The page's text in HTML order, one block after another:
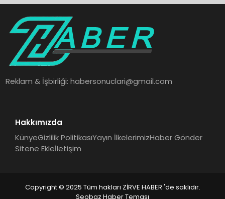
Reklam & İşbirliği:habersonuclari@gmail.com
Hakkımızda
KünyeGizlilik PolitikasıYayın İlkelerimizHaber Gönder
Sitene Ekleİletişim
Copyright © 2025 Tüm hakları ZİRVE HABER 'de saklıdır.
Seobaz Haber Teması